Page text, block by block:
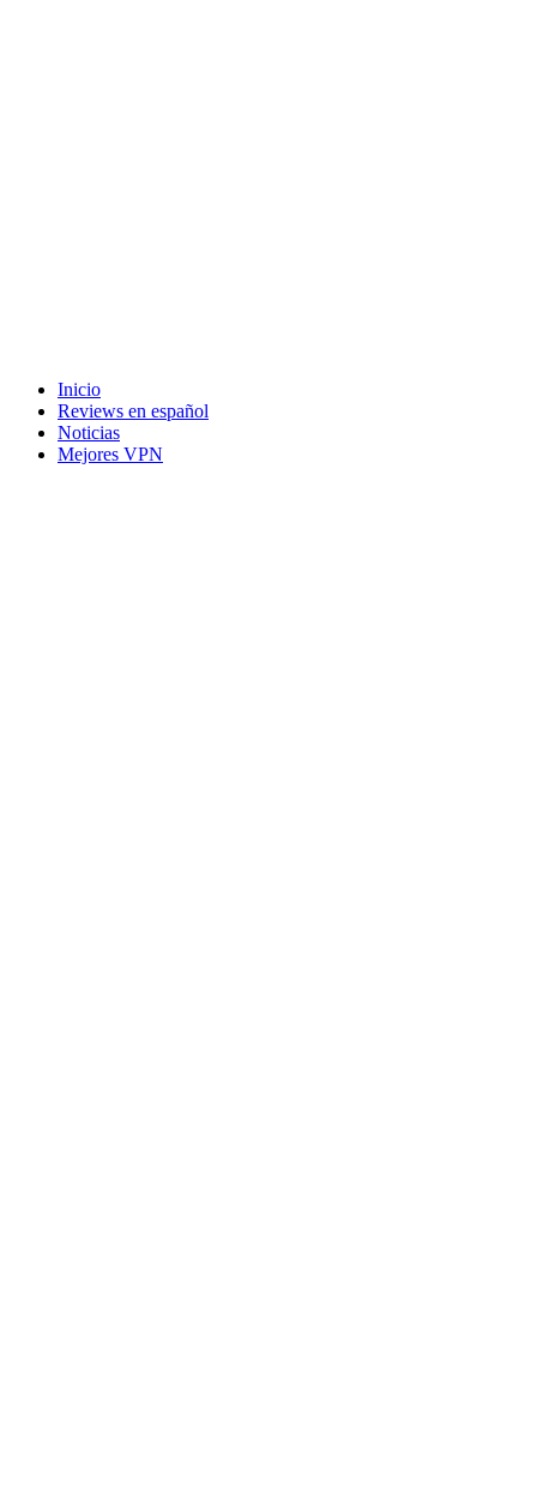
Inicio
Reviews en español
Noticias
Mejores VPN